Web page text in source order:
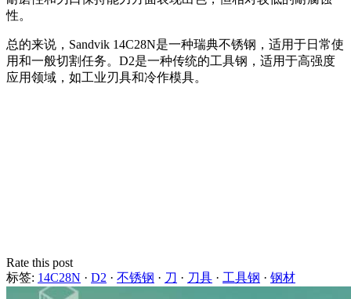
性。
总的来说，Sandvik 14C28N是一种瑞典不锈钢，适用于日常使
用和一般切割任务。D2是一种传统的工具钢，适用于高强度
应用领域，如工业刃具和冷作模具。
Rate this post
标签: 14C28N · D2 · 不锈钢 · 刀 · 刀具 · 工具钢 · 钢材